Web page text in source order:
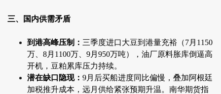
三、国内供需矛盾
到港高峰压制： 三季度进口大豆到港量充裕（7月1150
万、8月1100万、9月950万吨），油厂原料胀库倒逼高
开机，豆粕累库压力持续。
潜在缺口隐现： 9月后买船进度同比偏慢，叠加阿根廷
加税推升成本，远月供给紧张预期升温。南华期货指